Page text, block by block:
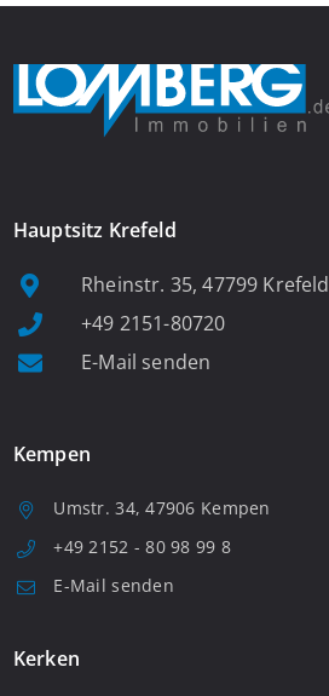
Hauptsitz Krefeld
Rheinstr. 35, 47799 Krefeld
+49 2151-80720
E-Mail senden
Kempen
Umstr. 34, 47906 Kempen
+49 2152 - 80 98 99 8
E-Mail senden
Kerken